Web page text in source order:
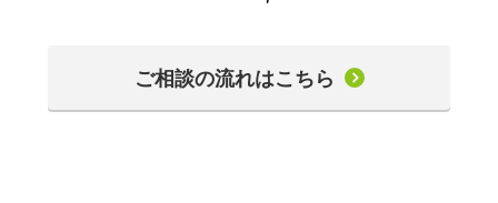
ご相談の流れはこちら